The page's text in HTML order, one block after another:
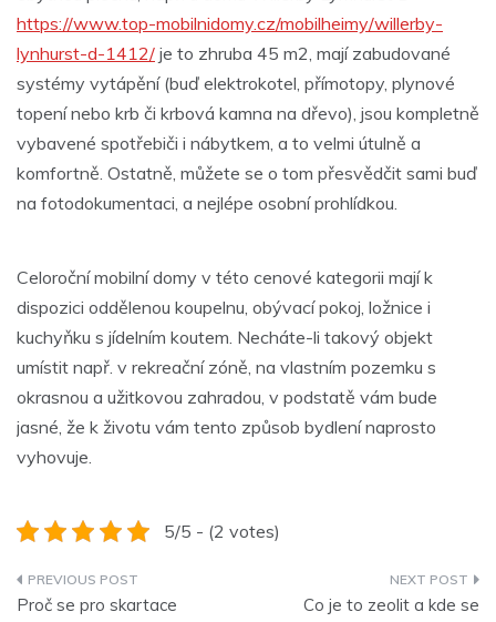
https://www.top-mobilnidomy.cz/mobilheimy/willerby-
lynhurst-d-1412/ je to zhruba 45 m2, mají zabudované
systémy vytápění (buď elektrokotel, přímotopy, plynové
topení nebo krb či krbová kamna na dřevo), jsou kompletně
vybavené spotřebiči i nábytkem, a to velmi útulně a
komfortně. Ostatně, můžete se o tom přesvědčit sami buď
na fotodokumentaci, a nejlépe osobní prohlídkou.
Celoroční mobilní domy v této cenové kategorii mají k
dispozici oddělenou koupelnu, obývací pokoj, ložnice i
kuchyňku s jídelním koutem. Necháte-li takový objekt
umístit např. v rekreační zóně, na vlastním pozemku s
okrasnou a užitkovou zahradou, v podstatě vám bude
jasné, že k životu vám tento způsob bydlení naprosto
vyhovuje.
5/5 - (2 votes)
Navigace
Proč se pro skartace
Co je to zeolit a kde se